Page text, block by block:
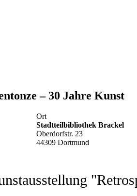
– 30 Jahre Kunst
Ort
Stadtteilbibliothek Brackel
Oberdorfstr. 23
44309 Dortmund